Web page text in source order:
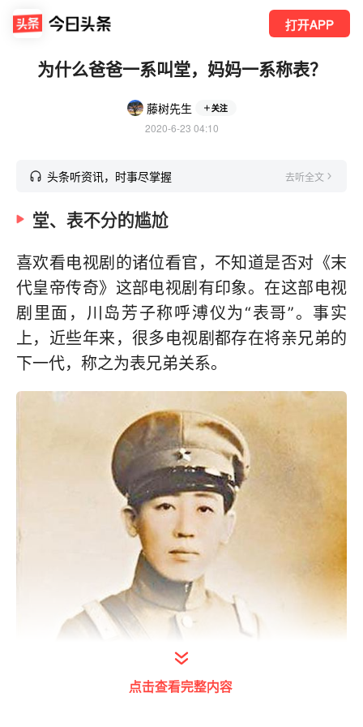
打开APP
为什么爸爸一系叫堂，妈妈一系称表？
藤树先生 关注
2020-6-23 04:10
头条听资讯，时事尽掌握 去听全文
堂、表不分的尴尬
喜欢看电视剧的诸位看官，不知道是否对《末
代皇帝传奇》这部电视剧有印象。在这部电视
剧里面，川岛芳子称呼溥仪为“表哥”。事实
上，近些年来，很多电视剧都存在将亲兄弟的
下一代，称之为表兄弟关系。
点击查看完整内容